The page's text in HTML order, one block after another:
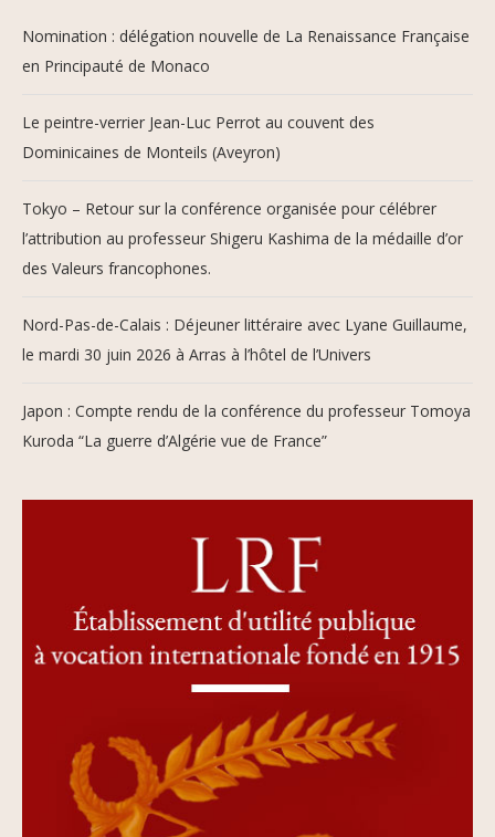
Nomination : délégation nouvelle de La Renaissance Française
en Principauté de Monaco
Le peintre-verrier Jean-Luc Perrot au couvent des
Dominicaines de Monteils (Aveyron)
Tokyo – Retour sur la conférence organisée pour célébrer
l’attribution au professeur Shigeru Kashima de la médaille d’or
des Valeurs francophones.
Nord-Pas-de-Calais : Déjeuner littéraire avec Lyane Guillaume,
le mardi 30 juin 2026 à Arras à l’hôtel de l’Univers
Japon : Compte rendu de la conférence du professeur Tomoya
Kuroda “La guerre d’Algérie vue de France”